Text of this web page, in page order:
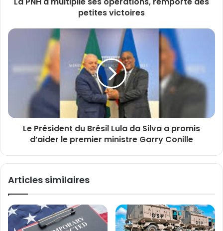
petites victoires
Le Président du Brésil Lula da Silva a promis
d’aider le premier ministre Garry Conille
Articles similaires